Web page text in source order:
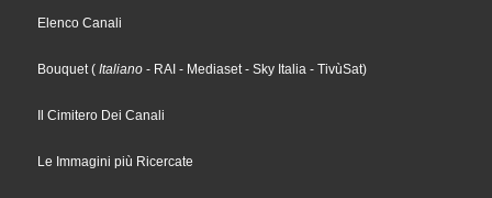
Elenco Canali
Bouquet ( Italiano - RAI - Mediaset - Sky Italia - TivùSat)
Il Cimitero Dei Canali
Le Immagini più Ricercate